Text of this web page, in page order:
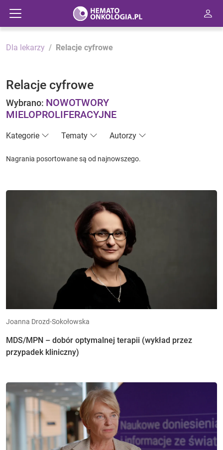
Dla lekarzy Relacje cyfrowe
Relacje cyfrowe
Wybrano: NOWOTWORY
MIELOPROLIFERACYJNE
Kategorie Tematy Autorzy
Nagrania posortowane są od najnowszego.
Joanna Drozd-Sokołowska
MDS/MPN – dobór optymalnej terapii (wykład przez
przypadek kliniczny)